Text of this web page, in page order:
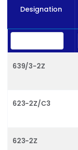
Designation
639/3-2Z
623-2Z/C3
623-2Z